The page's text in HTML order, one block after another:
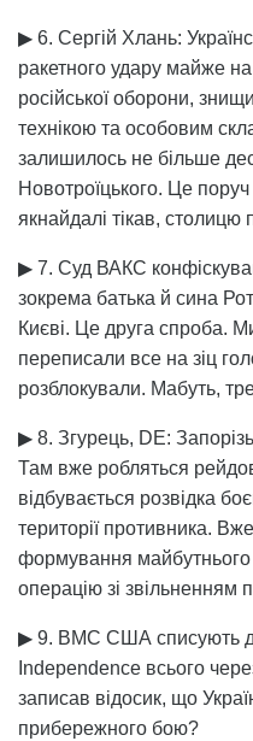
▶ 6. Сергій Хлань:
ракетного удару майже на
російської оборони,
технікою та особовим
залишилось не більше
Новотроїцького. Це
якнайдалі тікав, столицю
▶ 7. Суд ВАКС
зокрема батька й сина
Києві. Це друга спроба.
переписали все на зіц
розблокували. Мабуть,
▶ 8. Згурець, DE:
Там вже робляться
відбувається розвідка
території противника.
формування
операцію зі
▶ 9. ВМС США списують
Independence всього
записав відосик, що
прибережного бою?